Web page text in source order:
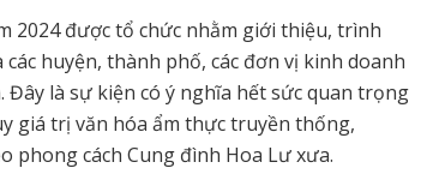
2024 được tổ chức nhằm giới thiệu, trình
huyện, thành phố, các đơn vị kinh doanh
là sự kiện có ý nghĩa hết sức quan trọng
giá trị văn hóa ẩm thực truyền thống,
phong cách Cung đình Hoa Lư xưa.